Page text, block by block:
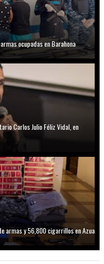
ocupadas en Barahona
Carlos Julio Féliz Vidal, en
armas y 56,800 cigarrillos en Azua